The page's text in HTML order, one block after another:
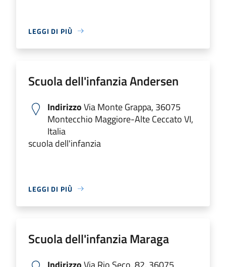
LEGGI DI PIÙ
Scuola dell'infanzia Andersen
IndirizzoVia Monte Grappa, 36075
Montecchio Maggiore-Alte Ceccato VI,
Italia
scuola dell'infanzia
LEGGI DI PIÙ
Scuola dell'infanzia Maraga